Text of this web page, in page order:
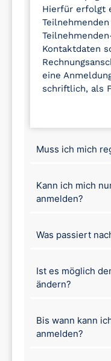
Hierfür erfolgt
Kontaktdaten
eine
schriftlich, als
Muss ich mich
Kann ich mich
anmelden?
Was passiert
Ist es möglich
ändern?
Bis wann kann
anmelden?